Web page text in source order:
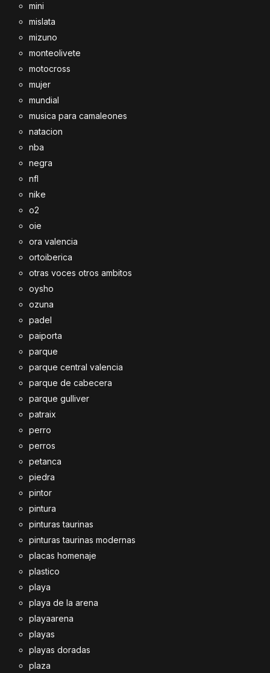
mini
mislata
mizuno
monteolivete
motocross
mujer
mundial
musica para camaleones
natacion
nba
negra
nfl
nike
o2
oie
ora valencia
ortoiberica
otras voces otros ambitos
oysho
ozuna
padel
paiporta
parque
parque central valencia
parque de cabecera
parque gulliver
patraix
perro
perros
petanca
piedra
pintor
pintura
pinturas taurinas
pinturas taurinas modernas
placas homenaje
plastico
playa
playa de la arena
playaarena
playas
playas doradas
plaza